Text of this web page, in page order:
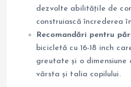
dezvolte abilitățile de
construiască încrederea
Recomandări pentru
bicicletă cu 16-18 inch
greutate și o dimensiune
vârsta și talia copilului.